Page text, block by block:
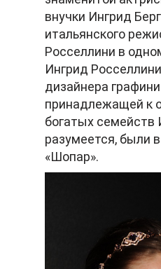
внучки Ингрид
итальянского
Росселлини в
Ингрид
дизайнера
принадлежащей к
богатых семейств
разумеется, были
«Шопар».